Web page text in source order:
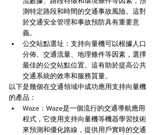
測特定路段和時間的交通事故風險。這對
於交通安全管理和事故預防具有重要意
義。
公交站點選址：支持向量機可以根據人口
分佈、交通流量、地理條件等因素，選擇
最佳的公交站點位置。這有助於提高公共
交通系統的效率和服務質量。
以下是幾個在交通領域中成功應用支持向量機
的產品：
Waze：Waze是一個流行的交通導航應用
程式，它使用支持向量機等機器學習技術
來預測和優化路線，提供用戶實時的交通